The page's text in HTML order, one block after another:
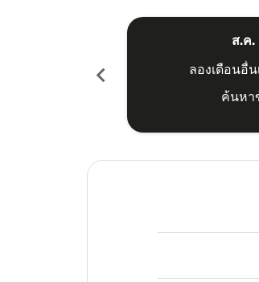
chevron_left
ส.ค.
ลองเดือนอื่
ค้นหา